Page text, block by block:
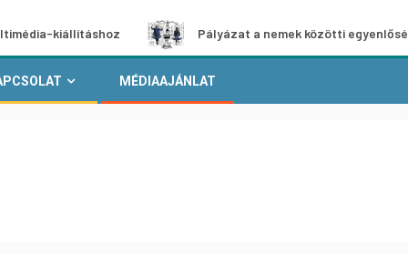
Pályázat a nemek közötti egyenlőség
MÉDIAAJÁNLAT